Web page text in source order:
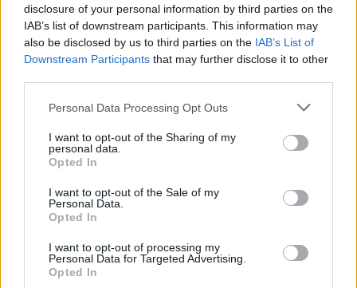
disclosure of your personal information by third parties on the
IAB’s list of downstream participants. This information may
also be disclosed by us to third parties on the IAB’s List of
Downstream Participants that may further disclose it to other
Personal Data Processing Opt Outs
I want to opt-out of the Sharing of my
personal data.
Opted In
I want to opt-out of the Sale of my
Personal Data.
Opted In
I want to opt-out of processing my
Personal Data for Targeted Advertising.
Opted In
Αντιδημαρχίας, για παροχή στήριξης και βελτίωση των
συνθηκών ζωής των συνανθρώπων μας, αποτελεί
παράδειγμα και πρότυπο προς μίμηση.
Eλπινίκη
Τηλεφωνικό Κέντρο
Τηλεφωνικό Κέντρο